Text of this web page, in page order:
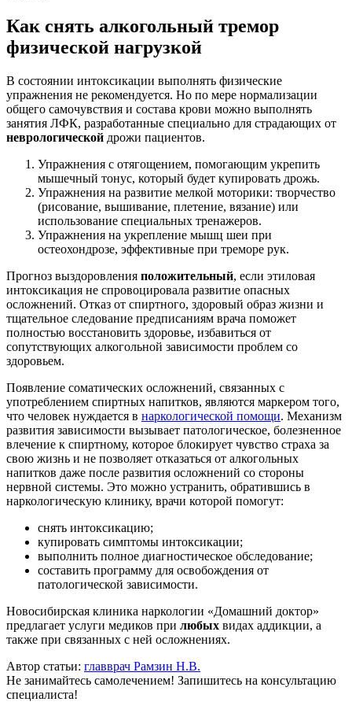
Как снять алкогольный тремор
физической нагрузкой
В состоянии интоксикации выполнять физические
упражнения не рекомендуется. Но по мере нормализации
общего самочувствия и состава крови можно выполнять
занятия ЛФК, разработанные специально для страдающих от
неврологической дрожи пациентов.
Упражнения с отягощением, помогающим укрепить
мышечный тонус, который будет купировать дрожь.
Упражнения на развитие мелкой моторики: творчество
(рисование, вышивание, плетение, вязание) или
использование специальных тренажеров.
Упражнения на укрепление мышц шеи при
остеохондрозе, эффективные при треморе рук.
Прогноз выздоровления положительный, если этиловая
интоксикация не спровоцировала развитие опасных
осложнений. Отказ от спиртного, здоровый образ жизни и
тщательное следование предписаниям врача поможет
полностью восстановить здоровье, избавиться от
сопутствующих алкогольной зависимости проблем со
здоровьем.
Появление соматических осложнений, связанных с
употреблением спиртных напитков, являются маркером того,
что человек нуждается в наркологической помощи. Механизм
развития зависимости вызывает патологическое, болезненное
влечение к спиртному, которое блокирует чувство страха за
свою жизнь и не позволяет отказаться от алкогольных
напитков даже после развития осложнений со стороны
нервной системы. Это можно устранить, обратившись в
наркологическую клинику, врачи которой помогут:
снять интоксикацию;
купировать симптомы интоксикации;
выполнить полное диагностическое обследование;
составить программу для освобождения от
патологической зависимости.
Новосибирская клиника наркологии «Домашний доктор»
предлагает услуги медиков при любых видах аддикции, а
также при связанных с ней осложнениях.
Автор статьи: главврач Рамзин Н.В.
Не занимайтесь самолечением! Запишитесь на консультацию
специалиста!